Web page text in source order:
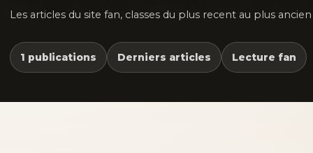
Les articles du site fan, classes du plus recent au plus
1 publications Derniers articles Lecture fan